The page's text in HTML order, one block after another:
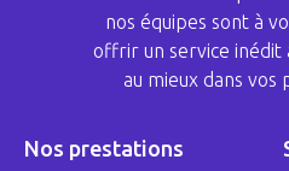
nos équipes sont à
offrir un service inédit
au mieux dans vos
Nos prestations